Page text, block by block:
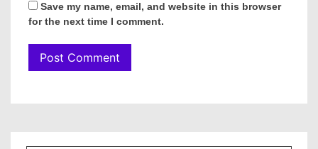
Save my name, email, and website in this browser
for the next time I comment.